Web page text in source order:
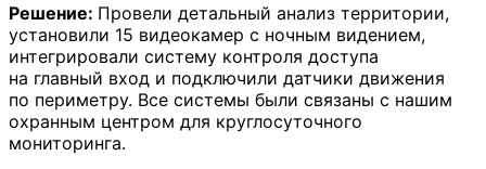
Решение: Провели детальный анализ территории,
установили 15 видеокамер с ночным видением,
интегрировали систему контроля доступа
на главный вход и подключили датчики движения
по периметру. Все системы были связаны с нашим
охранным центром для круглосуточного
мониторинга.